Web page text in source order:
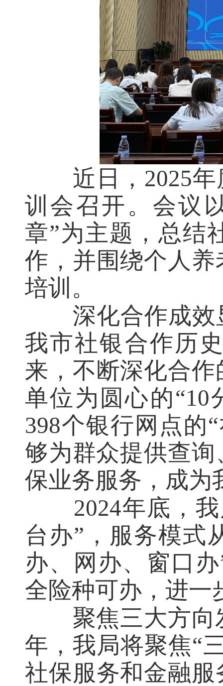
近日，2025
训会召开。会议
章”为主题，总结
作，并围绕个人
培训。
深化合作成效
我市社银合作历
来，不断深化合
单位为圆心的
398个银行网点的
够为群众提供查
保业务服务，成为
2024年底，
台办”，服务模式
办、网办、窗口
全险种可办，进一
聚焦三大方向
年，我局将聚焦“
社保服务和金融